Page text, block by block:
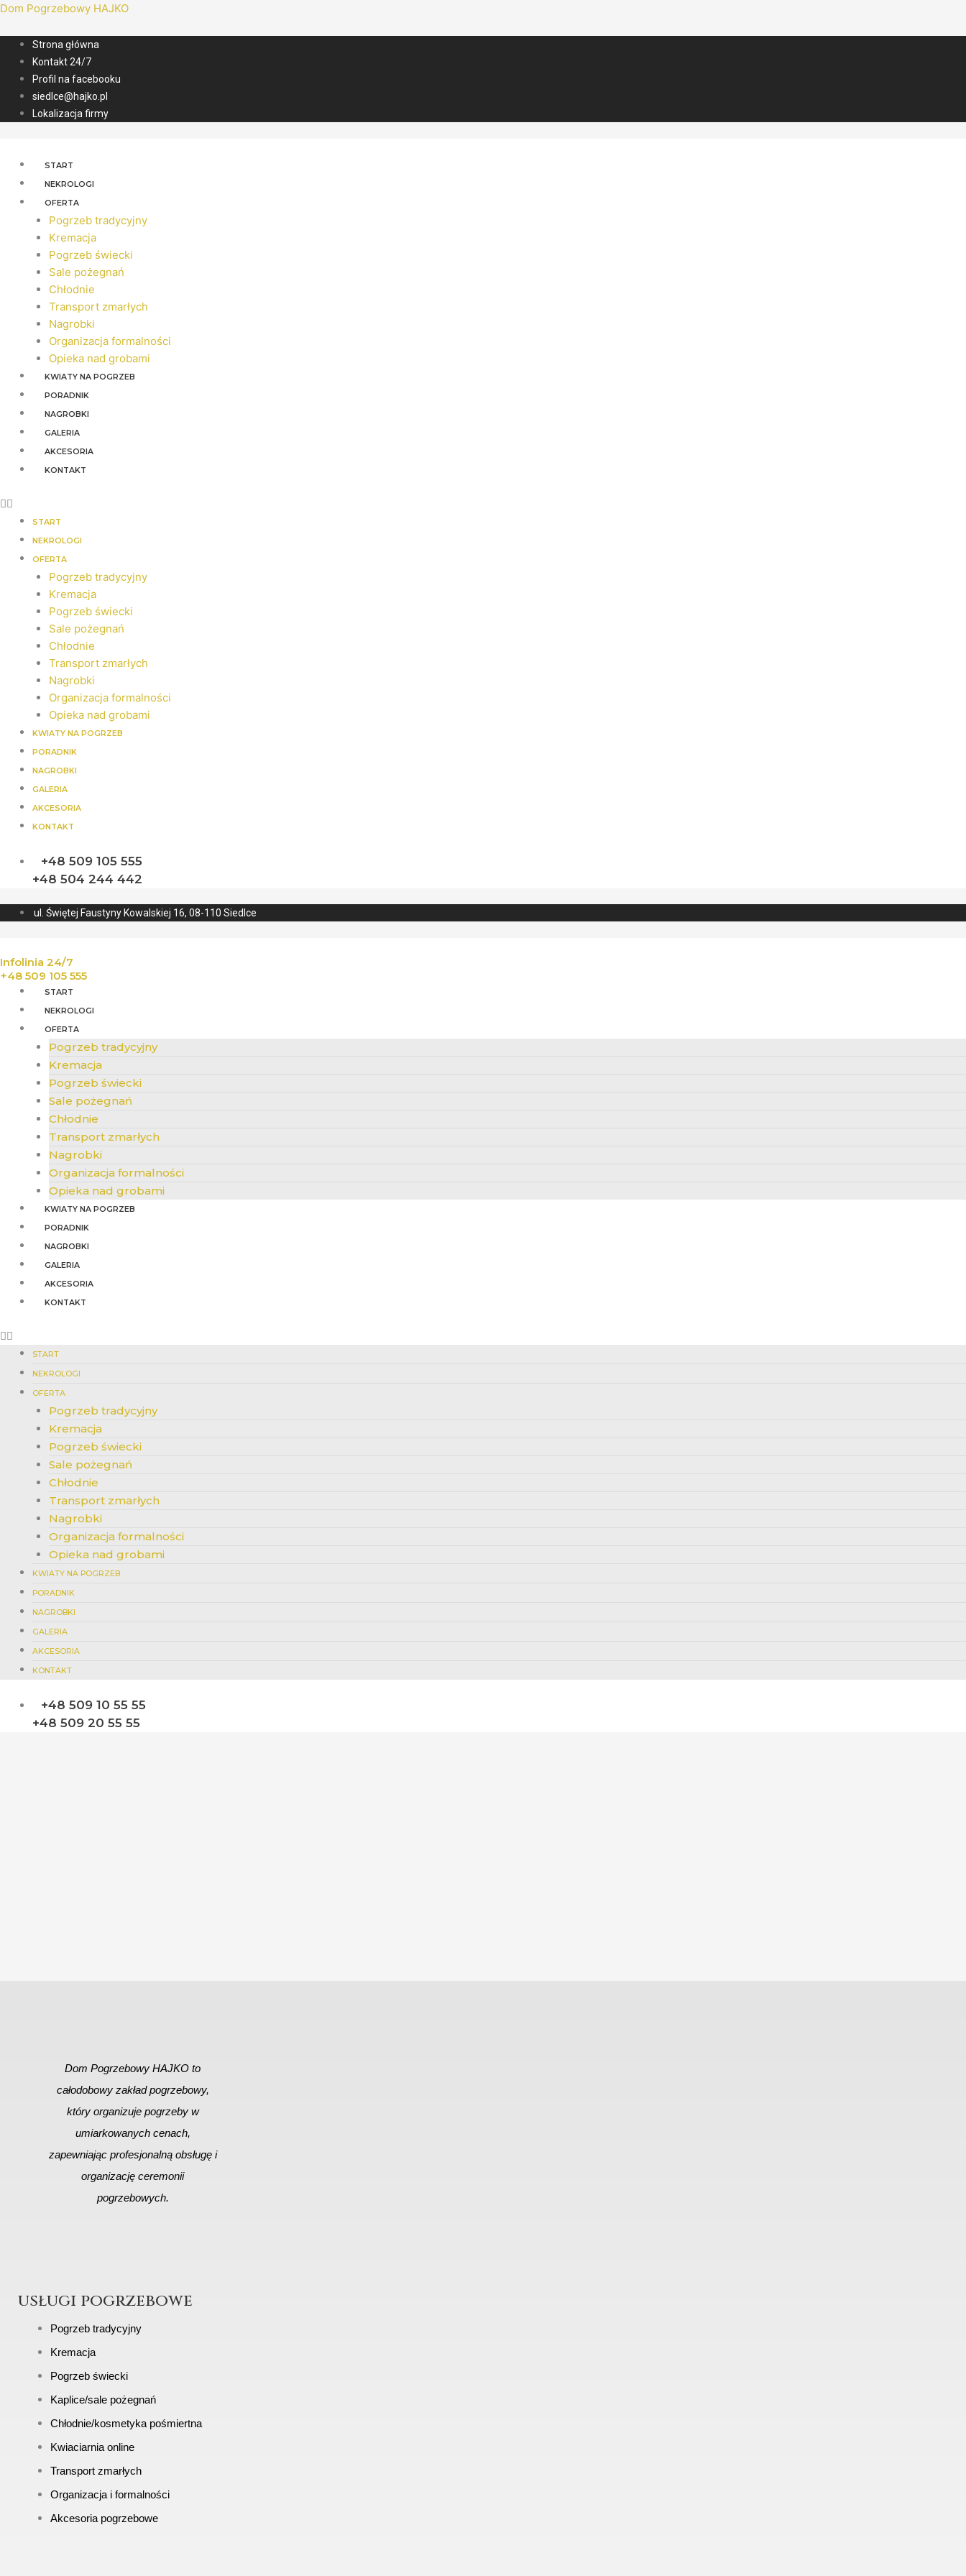
Dom Pogrzebowy HAJKO
Strona główna
Kontakt 24/7
Profil na facebooku
siedlce@hajko.pl
Lokalizacja firmy
START
NEKROLOGI
OFERTA
Pogrzeb tradycyjny
Kremacja
Pogrzeb świecki
Sale pożegnań
Chłodnie
Transport zmarłych
Nagrobki
Organizacja formalności
Opieka nad grobami
KWIATY NA POGRZEB
PORADNIK
NAGROBKI
GALERIA
AKCESORIA
KONTAKT
START
NEKROLOGI
OFERTA
Pogrzeb tradycyjny
Kremacja
Pogrzeb świecki
Sale pożegnań
Chłodnie
Transport zmarłych
Nagrobki
Organizacja formalności
Opieka nad grobami
KWIATY NA POGRZEB
PORADNIK
NAGROBKI
GALERIA
AKCESORIA
KONTAKT
+48 509 105 555
+48 504 244 442
ul. Świętej Faustyny Kowalskiej 16, 08-110 Siedlce
Infolinia 24/7
+48 509 105 555
START
NEKROLOGI
OFERTA
Pogrzeb tradycyjny
Kremacja
Pogrzeb świecki
Sale pożegnań
Chłodnie
Transport zmarłych
Nagrobki
Organizacja formalności
Opieka nad grobami
KWIATY NA POGRZEB
PORADNIK
NAGROBKI
GALERIA
AKCESORIA
KONTAKT
START
NEKROLOGI
OFERTA
Pogrzeb tradycyjny
Kremacja
Pogrzeb świecki
Sale pożegnań
Chłodnie
Transport zmarłych
Nagrobki
Organizacja formalności
Opieka nad grobami
KWIATY NA POGRZEB
PORADNIK
NAGROBKI
GALERIA
AKCESORIA
KONTAKT
+48 509 10 55 55
+48 509 20 55 55
Dom Pogrzebowy HAJKO to
całodobowy zakład pogrzebowy,
który organizuje pogrzeby w
umiarkowanych cenach,
zapewniając profesjonalną obsługę i
organizację ceremonii
pogrzebowych.
usługi pogrzebowe
Pogrzeb tradycyjny
Kremacja
Pogrzeb świecki
Kaplice/sale pożegnań
Chłodnie/kosmetyka pośmiertna
Kwiaciarnia online
Transport zmarłych
Organizacja i formalności
Akcesoria pogrzebowe